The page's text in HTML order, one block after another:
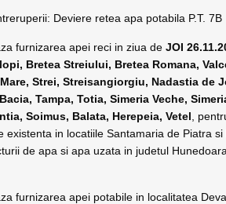
Deviere retea apa potabila P.T. 7B
furnizarea apei reci in ziua de JOI
Bretea Streiului, Bretea Romana,
Strei, Streisangiorgiu, Nadastia de
Tampa, Totia, Simeria Veche,
Soimus, Balata, Herepeia, Vetel ,
existenta in locatiile Santamaria de Piatra
de apa si apa uzata in judetul
furnizarea apei potabile in localitatea